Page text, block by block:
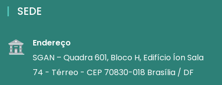
SEDE
Endereço
SGAN – Quadra 601, Bloco H, Edifício Íon Sala
74 - Térreo - CEP 70830-018 Brasília / DF